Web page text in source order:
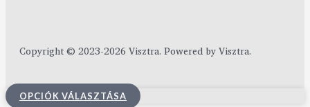
Copyright © 2023-2026 Visztra. Powered by Visztra.
OPCIÓK VÁLASZTÁSA